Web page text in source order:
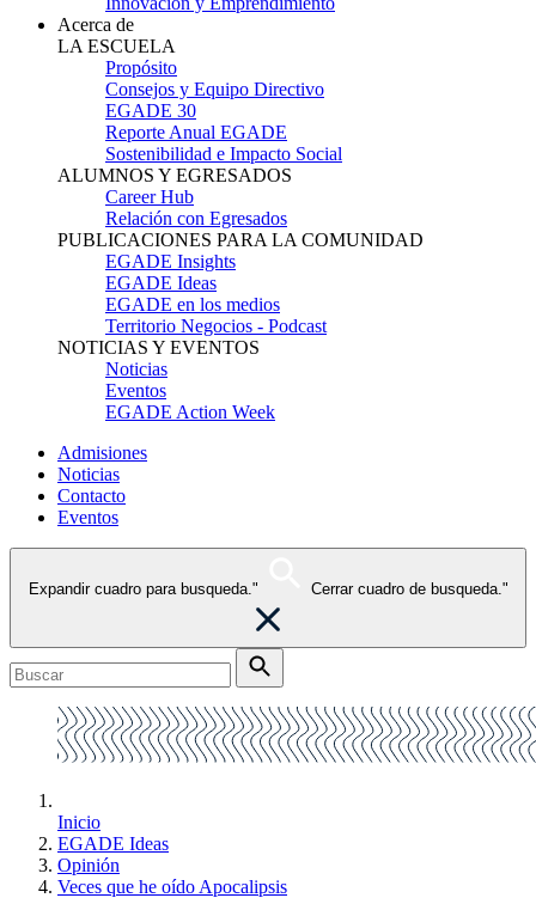
Acerca de
LA ESCUELA
Propósito
Consejos y Equipo Directivo
EGADE 30
Reporte Anual EGADE
Sostenibilidad e Impacto Social
ALUMNOS Y EGRESADOS
Career Hub
Relación con Egresados
PUBLICACIONES PARA LA COMUNIDAD
EGADE Insights
EGADE Ideas
EGADE en los medios
Territorio Negocios - Podcast
NOTICIAS Y EVENTOS
Noticias
Eventos
EGADE Action Week
Admisiones
Noticias
Contacto
Eventos
Expandir cuadro para busqueda." Cerrar cuadro de busqueda."
Inicio
EGADE Ideas
Opinión
Veces que he oído Apocalipsis